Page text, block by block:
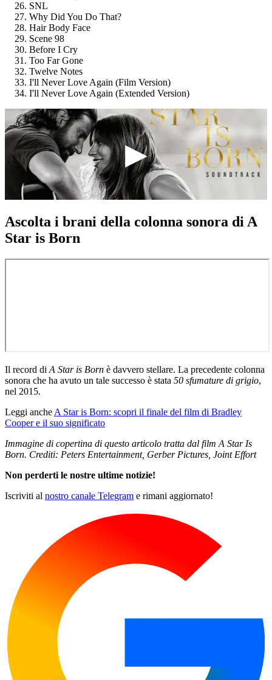
SNL
Why Did You Do That?
Hair Body Face
Scene 98
Before I Cry
Too Far Gone
Twelve Notes
I'll Never Love Again (Film Version)
I'll Never Love Again (Extended Version)
Ascolta i brani della colonna sonora di A
Star is Born
Il record di A Star is Born è davvero stellare. La precedente colonna
sonora che ha avuto un tale successo è stata 50 sfumature di grigio,
nel 2015.
Leggi anche A Star is Born: scopri il finale del film di Bradley
Cooper e il suo significato
Immagine di copertina di questo articolo tratta dal film A Star Is
Born. Crediti: Peters Entertainment, Gerber Pictures, Joint Effort
Non perderti le nostre ultime notizie!
Iscriviti al nostro canale Telegram e rimani aggiornato!